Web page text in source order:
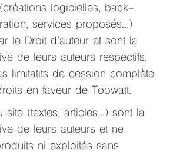
logicielles, back-
services proposés…)
le Droit d’auteur et sont la
de leurs auteurs respectifs,
limitatifs de cession complète
en faveur de Toowatt.
site (textes, articles…) sont la
de leurs auteurs et ne
ni exploités sans